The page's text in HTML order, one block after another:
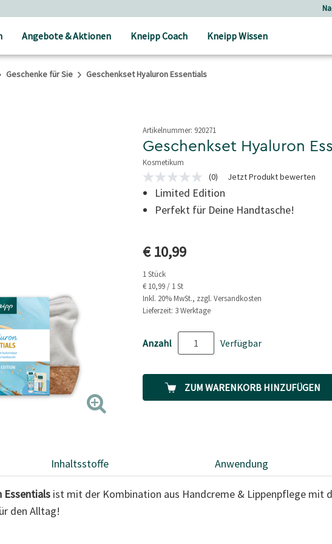
Angebote & Aktionen Kneipp Coach Kneipp Wissen
Geschenke für Sie Geschenkset Hyaluron Essentials
Artikelnummer: 920271
Geschenkset Hyaluron
Kosmetikum
4 von 5 Sternen
Kein
Beurteilungswert
Link
auf
(0) Jetzt Produkt bewerten
Limited Edition
Perfekt für Deine Handtasche!
Aktueller Preis
€ 10,99
1 Stück
€ 10,99 / 1 St
Inkl. 20% MwSt., zzgl. Versandkosten
Lieferzeit: 3 Werktage
Anzahl Verfügbar
ZUM WARENKORB HINZUFÜGEN
Inhaltsstoffe Anwendung
Essentialsist mit der Kombination aus Handcreme & Lippenpflege mit
den Alltag!